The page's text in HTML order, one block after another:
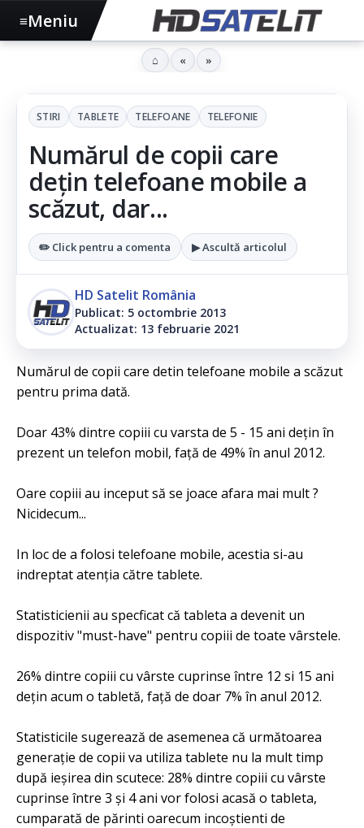
STIRI TABLETE TELEFOANE TELEFONIE
Numărul de copii care
dețin telefoane mobile a
scăzut, dar...
✏️ Click pentru a comenta ▶ Ascultă articolul
HD Satelit România
Publicat: 5 octombrie 2013
Actualizat: 13 februarie 2021
Numărul de copii care detin telefoane mobile a scăzut
pentru prima dată.
Doar 43% dintre copiii cu varsta de 5 - 15 ani dețin în
prezent un telefon mobil, față de 49% în anul 2012.
Oare copiii au inceput să se joace afara mai mult ?
Nicidecum...
In loc de a folosi telefoane mobile, acestia si-au
indreptat atenția către tablete.
Statisticienii au specficat că tableta a devenit un
dispozitiv "must-have" pentru copiii de toate vârstele.
26% dintre copiii cu vârste cuprinse între 12 si 15 ani
dețin acum o tabletă, față de doar 7% în anul 2012.
Statisticile sugerează de asemenea că următoarea
generație de copii va utiliza tablete nu la mult timp
după ieșirea din scutece: 28% dintre copiii cu vârste
cuprinse între 3 și 4 ani vor folosi acasă o tableta,
cumparată de părinti oarecum incoștienti de
≡Meniu
⌂ « »